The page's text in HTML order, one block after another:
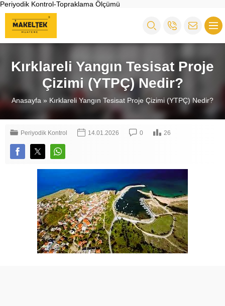
Periyodik Kontrol-Topraklama Ölçümü
Kırklareli Yangın Tesisat Proje
Çizimi (YTPÇ) Nedir?
Anasayfa » Kırklareli Yangın Tesisat Proje Çizimi (YTPÇ) Nedir?
Periyodik Kontrol 14.01.2026 0 26